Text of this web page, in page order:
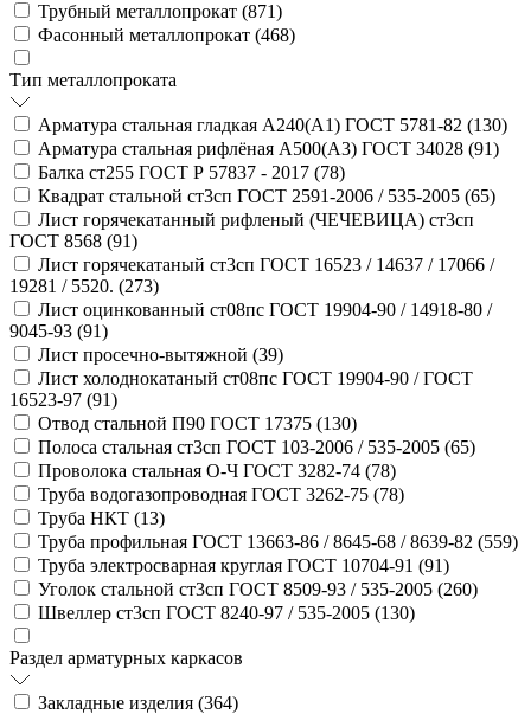
Трубный металлопрокат (871)
Фасонный металлопрокат (468)
Тип металлопроката
Арматура стальная гладкая А240(А1) ГОСТ 5781-82 (130)
Арматура стальная рифлёная А500(А3) ГОСТ 34028 (91)
Балка ст255 ГОСТ Р 57837 - 2017 (78)
Квадрат стальной ст3сп ГОСТ 2591-2006 / 535-2005 (65)
Лист горячекатанный рифленый (ЧЕЧЕВИЦА) ст3сп
ГОСТ 8568 (91)
Лист горячекатаный ст3сп ГОСТ 16523 / 14637 / 17066 /
19281 / 5520. (273)
Лист оцинкованный ст08пс ГОСТ 19904-90 / 14918-80 /
9045-93 (91)
Лист просечно-вытяжной (39)
Лист холоднокатаный ст08пс ГОСТ 19904-90 / ГОСТ
16523-97 (91)
Отвод стальной П90 ГОСТ 17375 (130)
Полоса стальная ст3сп ГОСТ 103-2006 / 535-2005 (65)
Проволока стальная О-Ч ГОСТ 3282-74 (78)
Труба водогазопроводная ГОСТ 3262-75 (78)
Труба НКТ (13)
Труба профильная ГОСТ 13663-86 / 8645-68 / 8639-82 (559)
Труба электросварная круглая ГОСТ 10704-91 (91)
Уголок стальной ст3сп ГОСТ 8509-93 / 535-2005 (260)
Швеллер ст3сп ГОСТ 8240-97 / 535-2005 (130)
Раздел арматурных каркасов
Закладные изделия (364)